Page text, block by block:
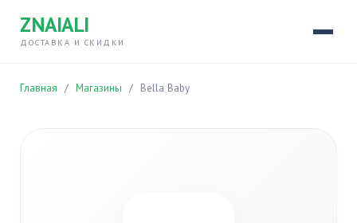
ZNAIALI
ДОСТАВКА И СКИДКИ
Главная / Магазины / Bella Baby